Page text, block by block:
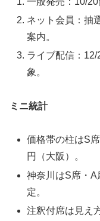
ネット会員：抽
案内。
ライブ配信：
象。
ミニ統計
価格帯の柱はS
円（大阪）。
神奈川はS席・A
定。
注釈付席は見え